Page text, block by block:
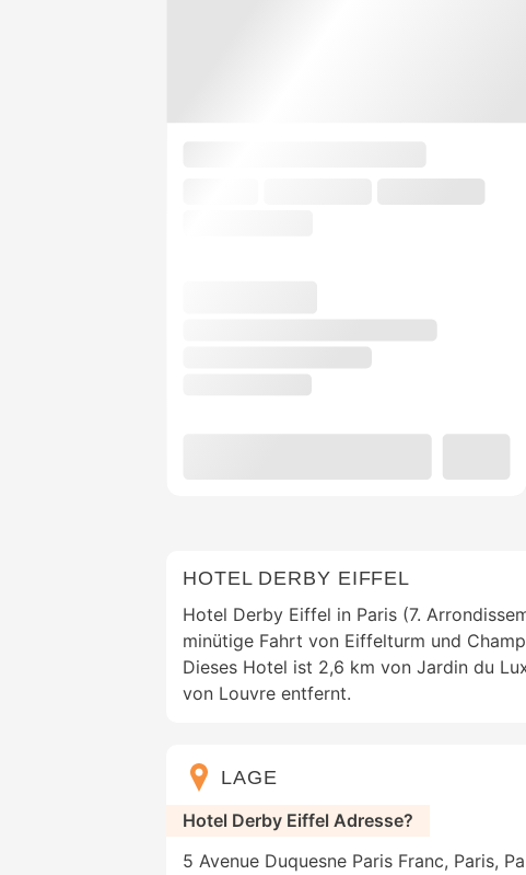
HOTEL DERBY EIFFEL
Hotel Derby Eiffel in Paris (7.
minütige Fahrt von Eiffelturm und
Dieses Hotel ist 2,6 km von Jardin du
von Louvre entfernt.
LAGE
Hotel Derby Eiffel Adresse?
5 Avenue Duquesne Paris Franc, Paris,